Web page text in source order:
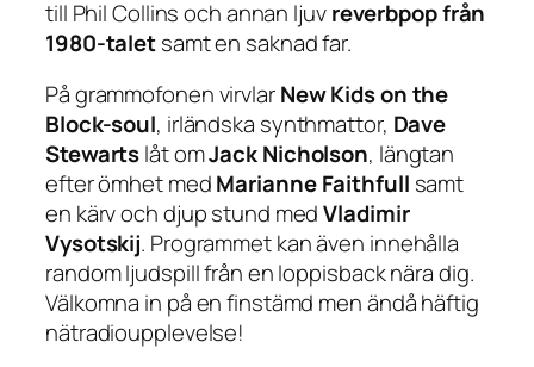
till Phil Collins och annan ljuvreverbpop från
1980-taletsamt en saknad far.
På grammofonen virvlarNew Kids on the
Block-soul, irländska synthmattor, Dave
Stewartslåt omJack Nicholson, längtan
efter ömhet medMarianne Faithfull samt
en kärv och djup stund medVladimir
Vysotskij. Programmet kan även innehålla
random ljudspill från en loppisback nära dig.
Välkomna in på en finstämd men ändå häftig
nätradioupplevelse!